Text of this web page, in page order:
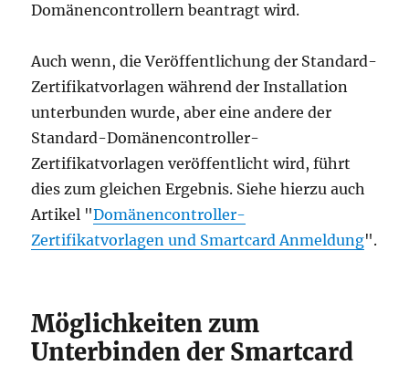
Domänencontrollern beantragt wird.
Auch wenn, die Veröffentlichung der Standard-
Zertifikatvorlagen während der Installation
unterbunden wurde, aber eine andere der
Standard-Domänencontroller-
Zertifikatvorlagen veröffentlicht wird, führt
dies zum gleichen Ergebnis. Siehe hierzu auch
Artikel "Domänencontroller-
Zertifikatvorlagen und Smartcard Anmeldung".
Möglichkeiten zum
Unterbinden der Smartcard